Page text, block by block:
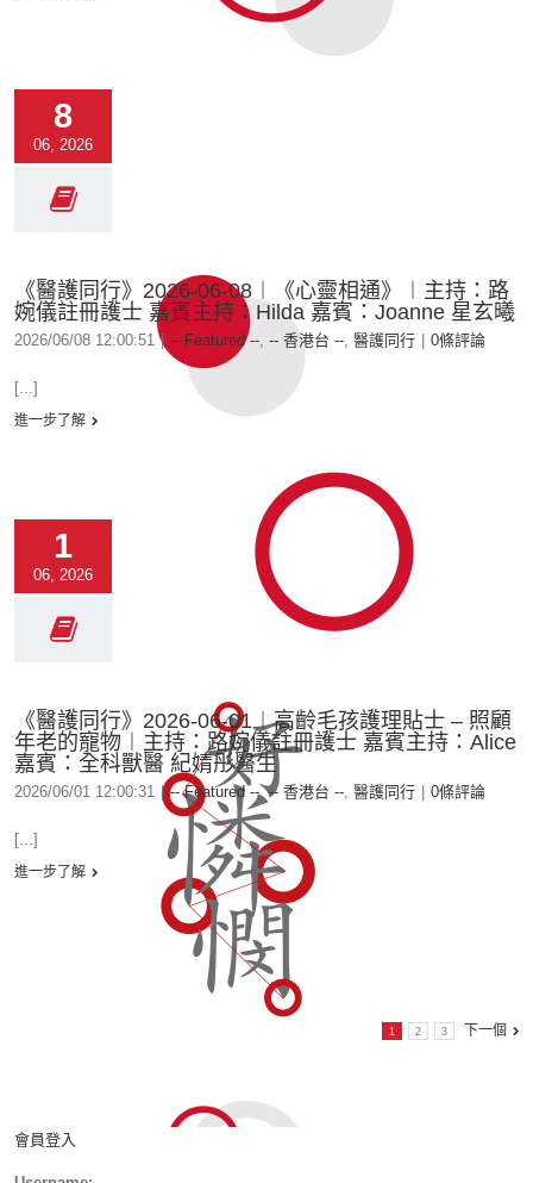
8
06, 2026
《醫護同行》2026-06-08︱《心靈相通》︱主持：路
婉儀註冊護士 嘉賓主持：Hilda 嘉賓：Joanne 星玄曦
2026/06/08 12:00:51 | -- Featured --, -- 香港台 --, 醫護同行 0條評論
[...]
進一步了解
1
06, 2026
《醫護同行》2026-06-01︱高齡毛孩護理貼士 – 照顧
年老的寵物︱主持：路婉儀註冊護士 嘉賓主持：Alice
嘉賓：全科獸醫 紀婧彤醫生
2026/06/01 12:00:31 | -- Featured --,-- 香港台 --, 醫護同行 0條評論
[...]
進一步了解
1 2 3 下一個
會員登入